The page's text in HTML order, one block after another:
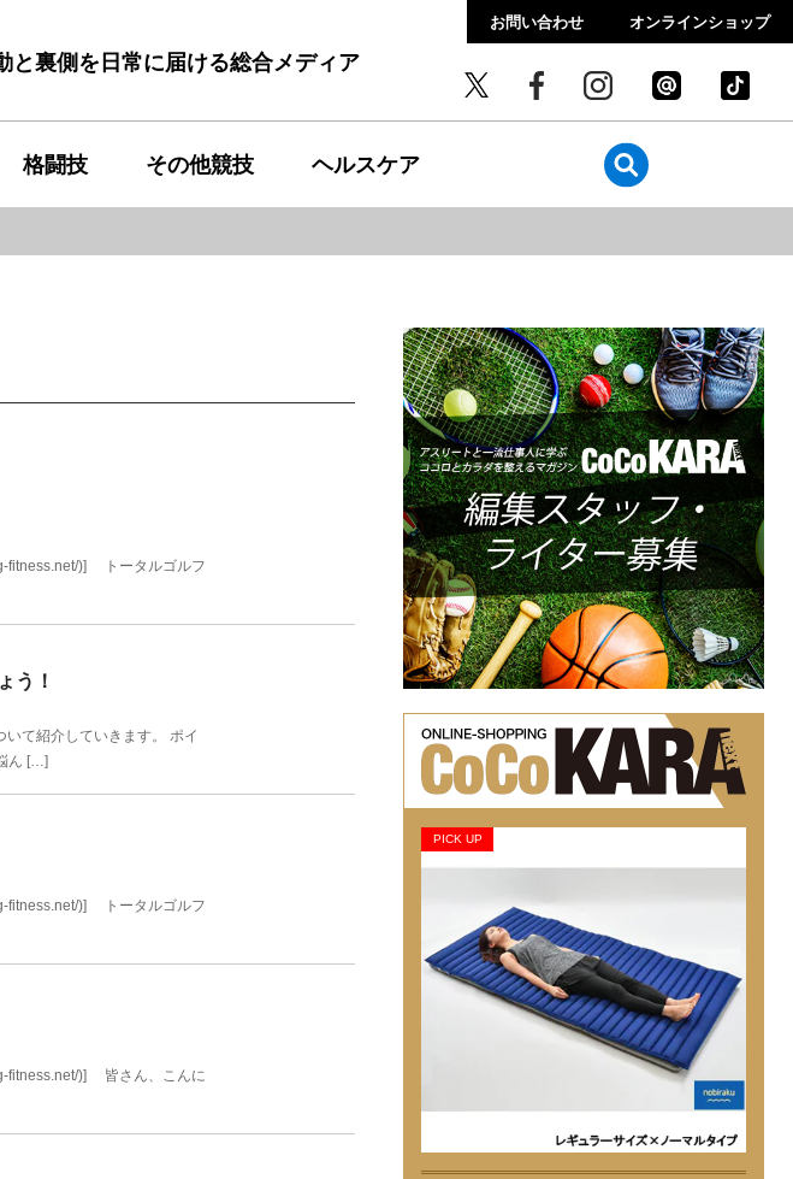
裏側を日常に届ける総合メディア
お問い合わせ オンラインショップ
格闘技 その他競技 ヘルスケア
fitness.net/)] トータルゴルフ
う！
て紹介していきます。 ポイ
ん […]
fitness.net/)] トータルゴルフ
fitness.net/)] 皆さん、こんに
PICK UP